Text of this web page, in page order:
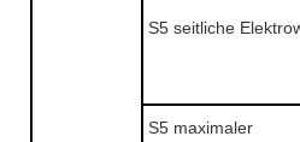
S5 seitliche
S5 maximaler